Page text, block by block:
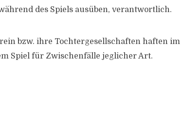
des Spiels ausüben, verantwortlich.
bzw. ihre Tochtergesellschaften haften im
Spiel für Zwischenfälle jeglicher Art.